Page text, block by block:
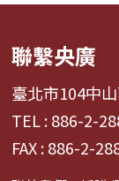
聯繫央廣
臺北市104中
TEL : 886-2-
FAX : 886-2-